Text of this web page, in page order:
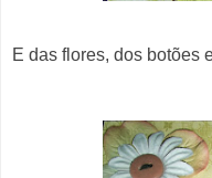
E das flores, dos botões